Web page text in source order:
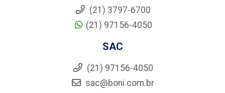
(21) 3797-6700
(21) 97156-4050
SAC
(21) 97156-4050
sac@boni.com.br